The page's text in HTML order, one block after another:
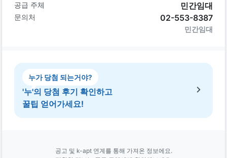
공급 주체 민간임대
문의처 02-553-8387
민간임대
누가 당첨 되는거야?
'누'의 당첨 후기 확인하고
꿀팁 얻어가세요!
공고 및 k-apt 연계를 통해 가져온 정보에요.